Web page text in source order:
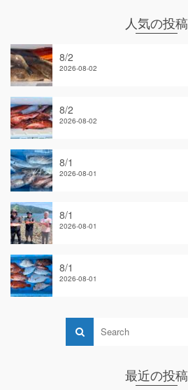
人気の投稿
8/2
2026-08-02
8/2
2026-08-02
8/1
2026-08-01
8/1
2026-08-01
8/1
2026-08-01
最近の投稿